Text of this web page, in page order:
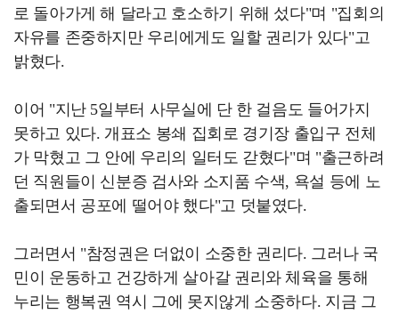
로 돌아가게 해 달라고 호소하기 위해 섰다"며 "집회의
자유를 존중하지만 우리에게도 일할 권리가 있다"고
밝혔다.
이어 "지난 5일부터 사무실에 단 한 걸음도 들어가지
못하고 있다. 개표소 봉쇄 집회로 경기장 출입구 전체
가 막혔고 그 안에 우리의 일터도 갇혔다"며 "출근하려
던 직원들이 신분증 검사와 소지품 수색, 욕설 등에 노
출되면서 공포에 떨어야 했다"고 덧붙였다.
그러면서 "참정권은 더없이 소중한 권리다. 그러나 국
민이 운동하고 건강하게 살아갈 권리와 체육을 통해
누리는 행복권 역시 그에 못지않게 소중하다. 지금 그